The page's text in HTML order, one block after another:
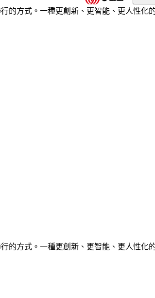
的方式。一種更創新、更智能、更人性化
的方式。一種更創新、更智能、更人性化